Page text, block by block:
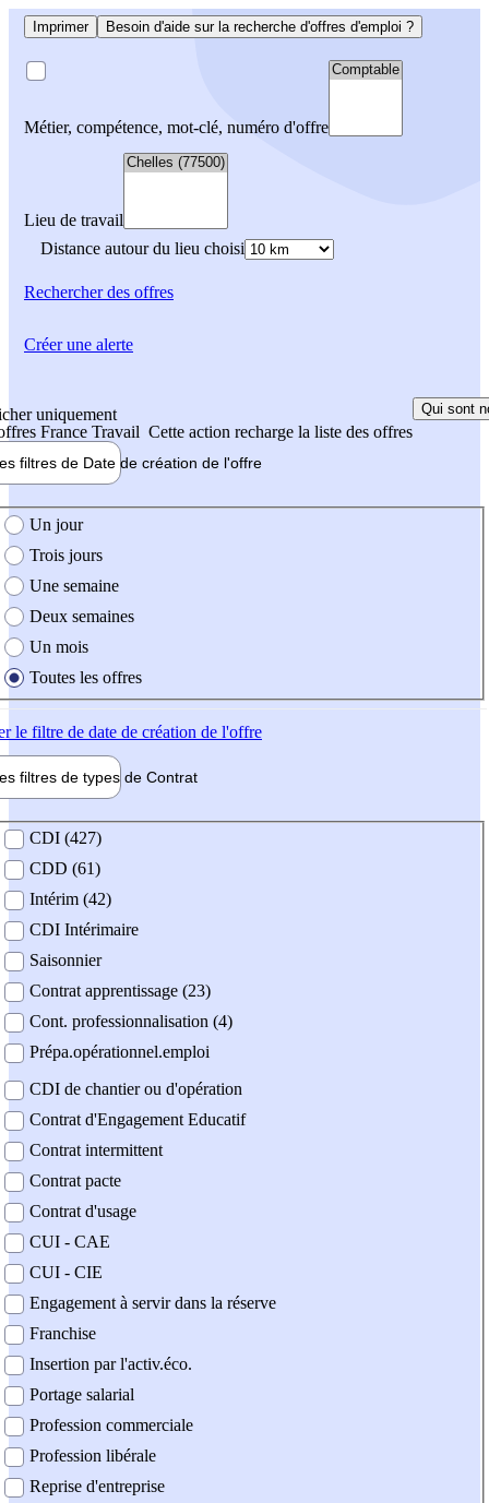
Imprimer Besoin d'aide sur la recherche d'offres d'emploi ?
Métier, compétence, mot-clé, numéro d'offre
Lieu de travail
Distance autour du lieu choisi
Rechercherdes offres
uniquement
France Travail Cette action recharge la liste des offres
Qui sont
filtres de Date de création de l'offre
création de l'offre
Un jour
Trois jours
Une semaine
Deux semaines
Un mois
Toutes les offres
le filtre de date de création de l'offre
filtres de types de Contrat
contrat
CDI (427)
CDD (61)
Intérim (42)
CDI Intérimaire
Saisonnier
Contrat apprentissage (23)
Cont. professionnalisation (4)
Prépa.opérationnel.emploi
CDI de chantier ou d'opération
Contrat d'Engagement Educatif
Contrat intermittent
Contrat pacte
Contrat d'usage
CUI - CAE
CUI - CIE
Engagement à servir dans la réserve
Franchise
Insertion par l'activ.éco.
Portage salarial
Profession commerciale
Profession libérale
Reprise d'entreprise
Créer une alerte